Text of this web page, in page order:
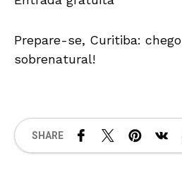
Prepare-se, Curitiba:
sobrenatural!
SHARE